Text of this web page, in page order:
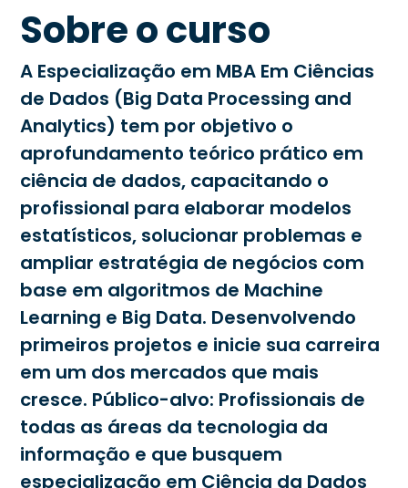
Sobre o curso
A Especialização em MBA Em Ciências
de Dados (Big Data Processing and
Analytics) tem por objetivo o
aprofundamento teórico prático em
ciência de dados, capacitando o
profissional para elaborar modelos
estatísticos, solucionar problemas e
ampliar estratégia de negócios com
base em algoritmos de Machine
Learning e Big Data. Desenvolvendo
primeiros projetos e inicie sua carreira
em um dos mercados que mais
cresce. Público-alvo: Profissionais de
todas as áreas da tecnologia da
informação e que busquem
especialização em Ciência da Dados